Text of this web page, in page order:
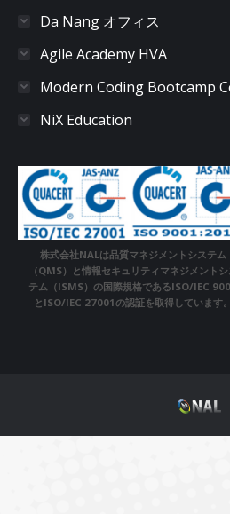
Da Nang オフィス
Agile Academy HVA
Modern Coding Bootcamp
NiX Education
株式会社NALは品質マネジメントシステム
（QMS）と情報セキュリティマネジメントシ
テム（ISMS）の国際規格であるISO/IEC
とISO/IEC 27001の認証を取得しています。